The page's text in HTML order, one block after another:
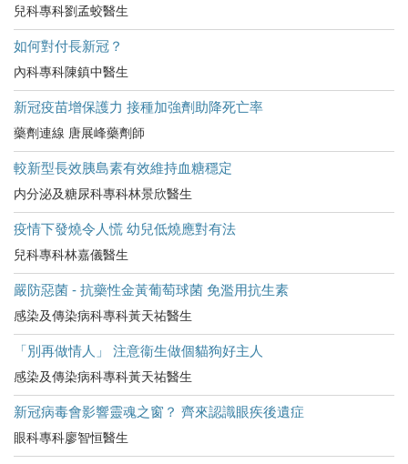
兒科專科劉孟蛟醫生
如何對付長新冠？
內科專科陳鎮中醫生
新冠疫苗增保護力 接種加強劑助降死亡率
藥劑連線 唐展峰藥劑師
較新型長效胰島素有效維持血糖穩定
内分泌及糖尿科專科林景欣醫生
疫情下發燒令人慌 幼兒低燒應對有法
兒科專科林嘉儀醫生
嚴防惡菌 - 抗藥性金黃葡萄球菌 免濫用抗生素
感染及傳染病科專科黃天祐醫生
「別再做情人」 注意衞生做個貓狗好主人
感染及傳染病科專科黃天祐醫生
新冠病毒會影響靈魂之窗？ 齊來認識眼疾後遺症
眼科專科廖智恒醫生